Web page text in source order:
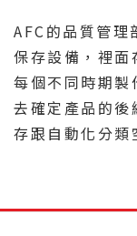
AFC的品質管理
保存設備，裡面
每個不同時期製
去確定產品的後
存跟自動化分類